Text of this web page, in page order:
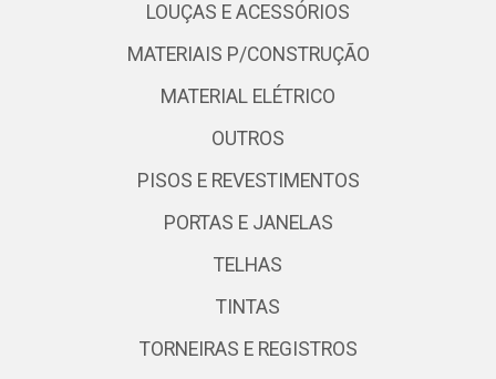
LOUÇAS E ACESSÓRIOS
MATERIAIS P/CONSTRUÇÃO
MATERIAL ELÉTRICO
OUTROS
PISOS E REVESTIMENTOS
PORTAS E JANELAS
TELHAS
TINTAS
TORNEIRAS E REGISTROS